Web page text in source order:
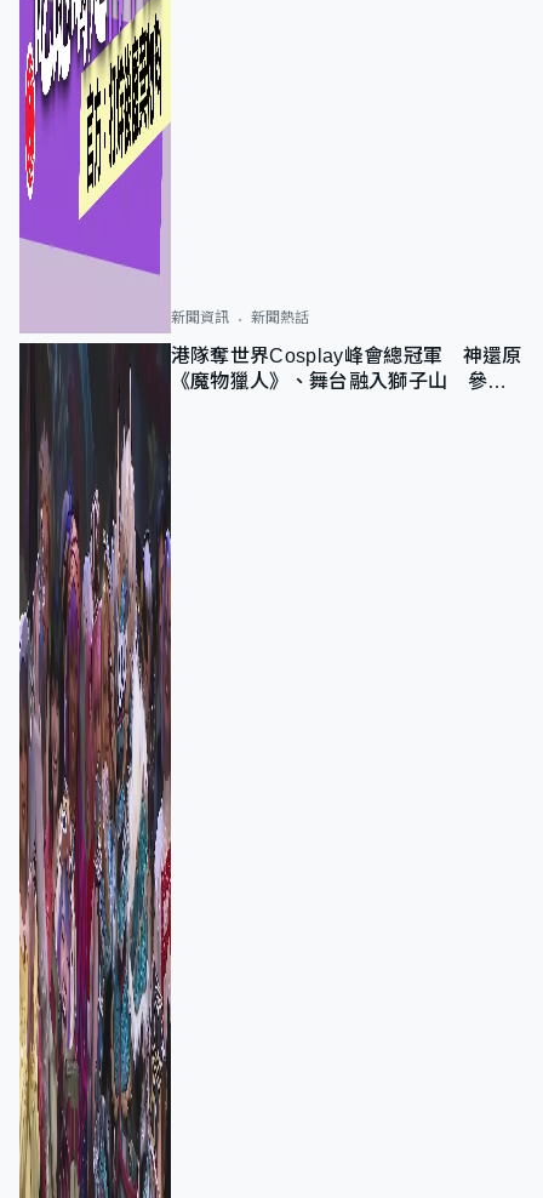
新聞資訊 新聞熱話
港隊奪世界Cosplay峰會總冠軍 神還原
《魔物獵人》、舞台融入獅子山 參賽